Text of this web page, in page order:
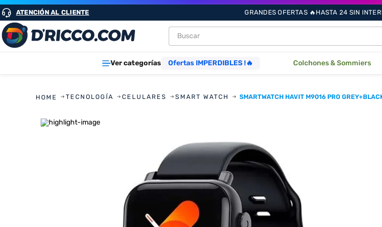
ATENCIÓN AL CLIENTE GRANDES OFERTAS 🔥HASTA 24 SIN
Buscar
Ver categorías Ofertas IMPERDIBLES !🔥 Colchones & Sommiers
TECNOLOGÍA CELULARES SMART WATCH SMARTWATCH HAVIT M9016 PRO
TÉRMINOS MÁS BUSCADOS
1. heladeras
5. microondas
7. termotanque
freidora aire
cocina